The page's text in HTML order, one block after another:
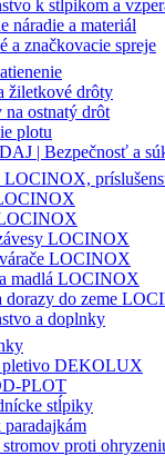
k stĺpikom a
náradie a materiál
a značkovacie spreje
žiletkové drôty
na ostnatý drôt
plotu
| Bezpečnosť a
LOCINOX,
LOCINOX
LOCINOX
madlá LOCINOX
dorazy do zeme
a doplnky
pletivo DEKOLUX
PLOT
stĺpiky
paradajkám
stromov proti